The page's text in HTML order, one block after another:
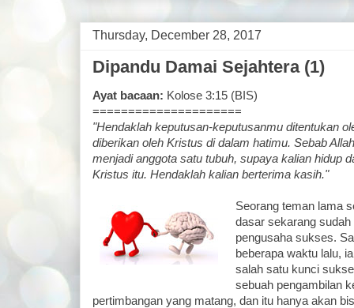
Thursday, December 28, 2017
Dipandu Damai Sejahtera (1)
Ayat bacaan: Kolose 3:15 (BIS)
=====================
"Hendaklah keputusan-keputusanmu ditentukan
diberikan oleh Kristus di dalam hatimu. Sebab
menjadi anggota satu tubuh, supaya kalian hidup
Kristus itu. Hendaklah kalian berterima kasih."
Seorang teman lama
dasar sekarang
pengusaha sukses.
beberapa waktu lalu,
salah satu kunci
sebuah pengambilan
pertimbangan yang matang, dan itu hanya akan